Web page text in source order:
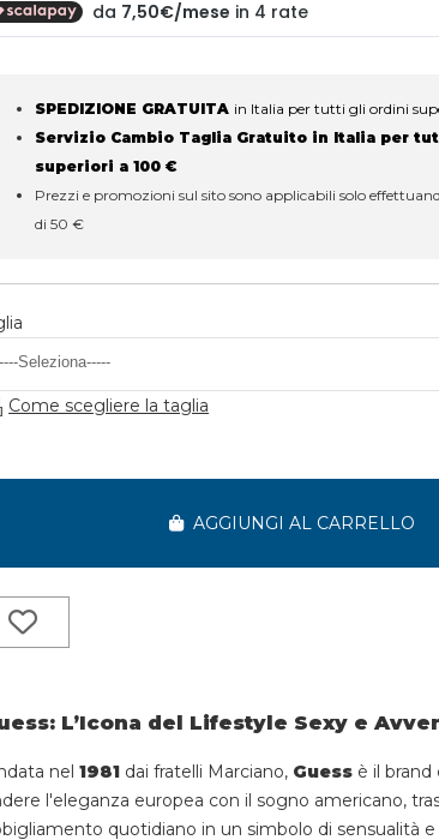
SPEDIZIONE GRATUITA in Italia per tutti gli ordini
Servizio Cambio Taglia Gratuito in Italia per
superiori a 100 €
Prezzi e promozioni sul sito sono applicabili solo
di 50 €
Come scegliere la taglia
AGGIUNGI AL CARRELLO
L’Icona del Lifestyle Sexy e
nel1981 dai fratelli Marciano, Guess è il brand
l'eleganza europea con il sogno americano,
quotidiano in un simbolo di sensualità e